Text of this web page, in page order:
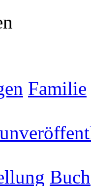
Familie
Buch